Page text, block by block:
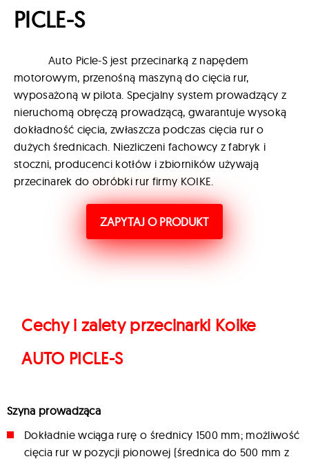
PICLE-S
Auto Picle-S jest przecinarką z napędem
motorowym, przenośną maszyną do cięcia rur,
wyposażoną w pilota. Specjalny system prowadzący z
nieruchomą obręczą prowadzącą, gwarantuje wysoką
dokładność cięcia, zwłaszcza podczas cięcia rur o
dużych średnicach. Niezliczeni fachowcy z fabryk i
stoczni, producenci kotłów i zbiorników używają
przecinarek do obróbki rur firmy KOIKE.
ZAPYTAJ O PRODUKT
Cechy i zalety przecinarki Koike
AUTO PICLE-S
Szyna prowadząca
Dokładnie wciąga rurę o średnicy 1500 mm; możliwość
cięcia rur w pozycji pionowej (średnica do 500 mm z